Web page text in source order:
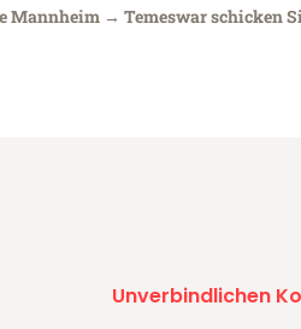
Mannheim → Temeswar schicken
Unverbindlichen